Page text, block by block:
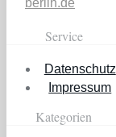
Service
Datenschutz
Impressum
Kategorien